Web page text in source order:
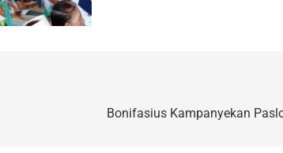
Bonifasius Kampanyekan